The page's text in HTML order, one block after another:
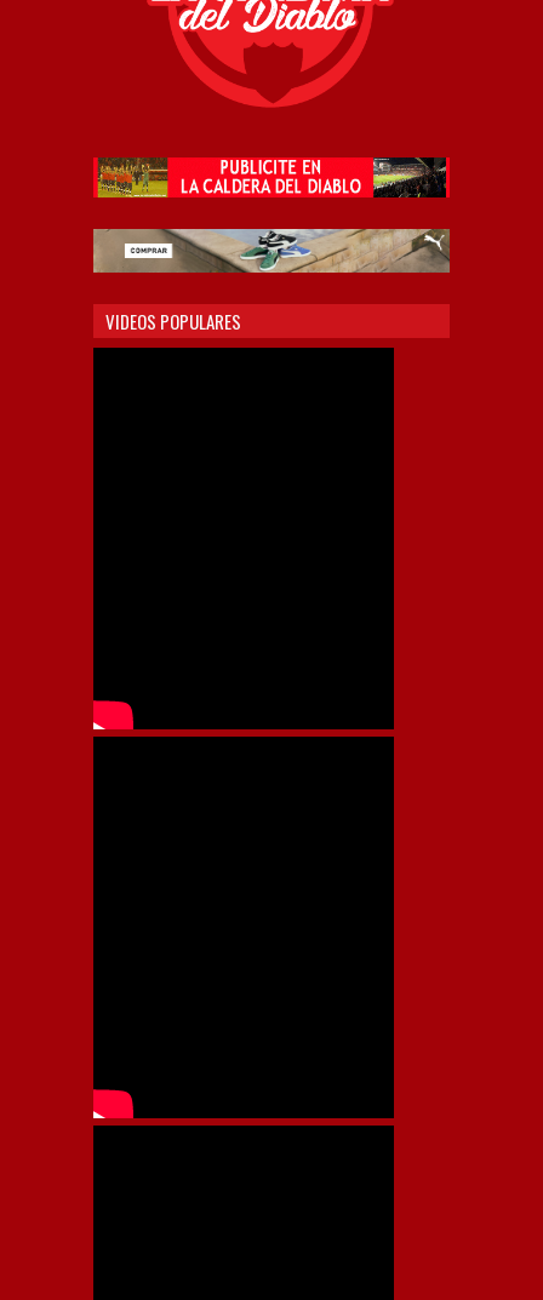
VIDEOS POPULARES